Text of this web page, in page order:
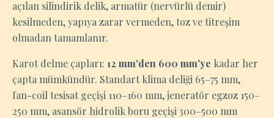
açılan silindirik delik, armatür (nervürlü demir)
kesilmeden, yapıya zarar vermeden, toz ve titreşim
olmadan tamamlanır.
Karot delme çapları: 12 mm'den 600 mm'ye kadar her
çapta mümkündür. Standart klima deliği 65–75 mm,
fan-coil tesisat geçişi 110–160 mm, jeneratör egzoz 150–
250 mm, asansör hidrolik boru geçişi 300–500 mm